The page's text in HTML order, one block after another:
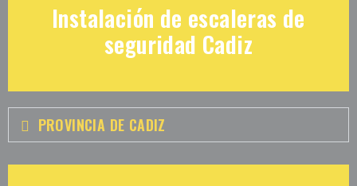
Instalación de escaleras de
seguridad Cadiz
PROVINCIA DE CADIZ